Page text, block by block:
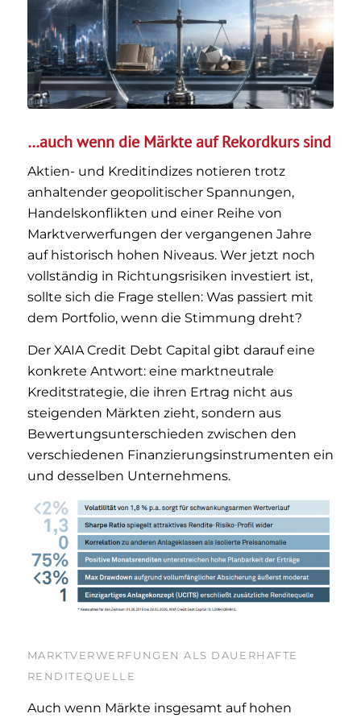
…auch wenn die Märkte auf Rekordkurs sind
Aktien- und Kreditindizes notieren trotz
anhaltender geopolitischer Spannungen,
Handelskonflikten und einer Reihe von
Marktverwerfungen der vergangenen Jahre
auf historisch hohen Niveaus. Wer jetzt noch
vollständig in Richtungsrisiken investiert ist,
sollte sich die Frage stellen: Was passiert mit
dem Portfolio, wenn die Stimmung dreht?
Der XAIA Credit Debt Capital gibt darauf eine
konkrete Antwort: eine marktneutrale
Kreditstrategie, die ihren Ertrag nicht aus
steigenden Märkten zieht, sondern aus
Bewertungsunterschieden zwischen den
verschiedenen Finanzierungsinstrumenten ein
und desselben Unternehmens.
MARKTVERWERFUNGEN ALS DAUERHAFTE
RENDITEQUELLE
Auch wenn Märkte insgesamt auf hohen